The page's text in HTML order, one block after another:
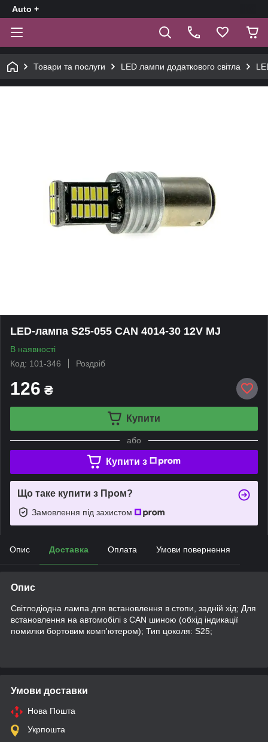
Auto +
Товари та послуги LED лампи додаткового світла
LED-лампа S25-055 CAN 4014-30 12V MJ
В наявності
Код: 101-346
Роздріб
126 ₴
Купити
або
Купити з
Що таке купити з Пром?
Замовлення під захистом
Опис Доставка Оплата Умови повернення
Опис
Світлодіодна лампа для встановлення в стопи, задній хід; Для
встановлення на автомобілі з CAN шиною (обхід індикації
помилки бортовим комп'ютером); Тип цоколя: S25;
Умови доставки
Нова Пошта
Укрпошта